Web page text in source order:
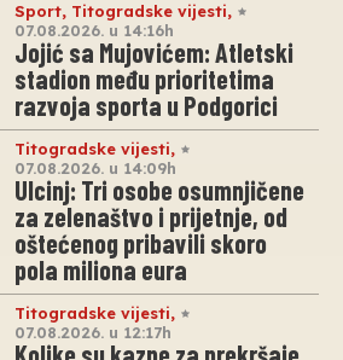
Sport, Titogradske vijesti,
07.08.2026. u 14:16h
Jojić sa Mujovićem: Atletski
stadion među prioritetima
razvoja sporta u Podgorici
Titogradske vijesti,
07.08.2026. u 14:09h
Ulcinj: Tri osobe osumnjičene
za zelenaštvo i prijetnje, od
oštećenog pribavili skoro
pola miliona eura
Titogradske vijesti,
07.08.2026. u 12:17h